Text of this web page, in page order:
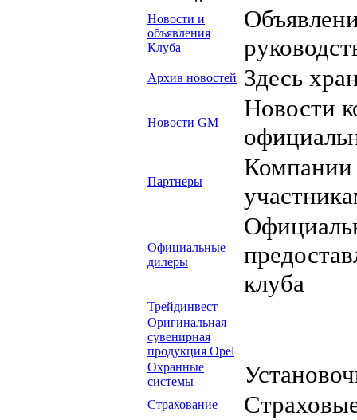
Новости и
объявления
Клуба
Архив новостей Здесь
Новости GM
Новости
Партнеры
Компании
Официальные
дилеры
клуба
Трейдинвест
Оригинальная
сувенирная
продукция Opel
Охранные
системы
Страхование